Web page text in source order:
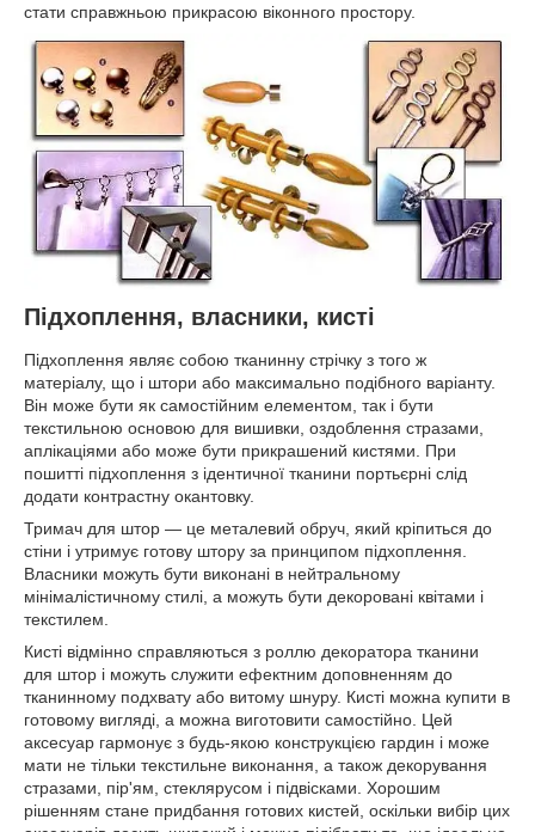
стати справжньою прикрасою віконного простору.
Підхоплення, власники, кисті
Підхоплення являє собою тканинну стрічку з того ж
матеріалу, що і штори або максимально подібного варіанту.
Він може бути як самостійним елементом, так і бути
текстильною основою для вишивки, оздоблення стразами,
аплікаціями або може бути прикрашений кистями. При
пошитті підхоплення з ідентичної тканини портьєрні слід
додати контрастну окантовку.
Тримач для штор ― це металевий обруч, який кріпиться до
стіни і утримує готову штору за принципом підхоплення.
Власники можуть бути виконані в нейтральному
мінімалістичному стилі, а можуть бути декоровані квітами і
текстилем.
Кисті відмінно справляються з роллю декоратора тканини
для штор і можуть служити ефектним доповненням до
тканинному подхвату або витому шнуру. Кисті можна купити в
готовому вигляді, а можна виготовити самостійно. Цей
аксесуар гармонує з будь-якою конструкцією гардин і може
мати не тільки текстильне виконання, а також декорування
стразами, пір'ям, стеклярусом і підвісками. Хорошим
рішенням стане придбання готових кистей, оскільки вибір цих